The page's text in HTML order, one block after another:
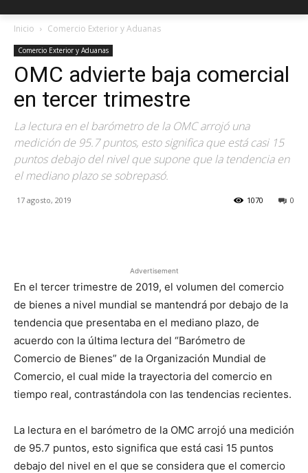
Inicio Comercio Exterior y Aduanas
Comercio Exterior y Aduanas
OMC advierte baja comercial
en tercer trimestre
La lectura en el barómetro de la OMC arrojó una
medición de 95.7 puntos, esto significa que está casi 15
puntos debajo del nivel que supone que la tendencia en
el mediano plazo se sobrepasó.
17 agosto, 2019 0
1070
Advertisement
En el tercer trimestre de 2019, el volumen del comercio
de bienes a nivel mundial se mantendrá por debajo de la
tendencia que presentaba en el mediano plazo, de
acuerdo con la última lectura del “Barómetro de
Comercio de Bienes” de la Organización Mundial de
Comercio, el cual mide la trayectoria del comercio en
tiempo real, contrastándola con las tendencias recientes.
La lectura en el barómetro de la OMC arrojó una medición
de 95.7 puntos, esto significa que está casi 15 puntos
debajo del nivel en el que se considera que el comercio